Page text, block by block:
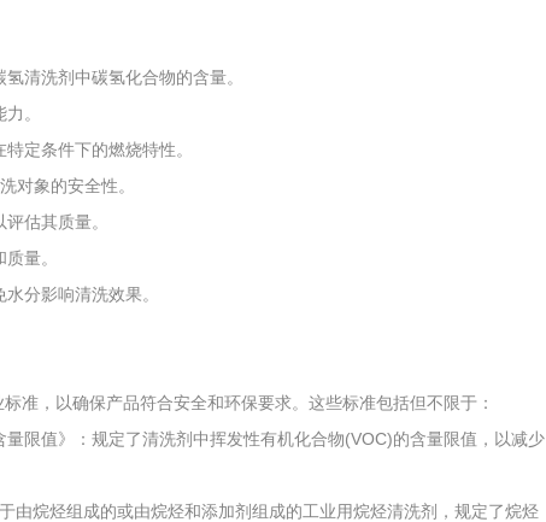
清洗剂中碳氢化合物的含量。
。
定条件下的燃烧特性。
对象的安全性。
估其质量。
量。
分影响清洗效果。
准，以确保产品符合安全和环保要求。这些标准包括但不限于：
限值》：规定了清洗剂中挥发性有机化合物(VOC)的含量限值，以减少
由烷烃组成的或由烷烃和添加剂组成的工业用烷烃清洗剂，规定了烷烃